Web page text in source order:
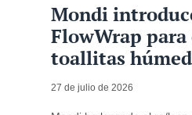
Mondi
FlowWrap para
toallitas
27 de julio de 2026